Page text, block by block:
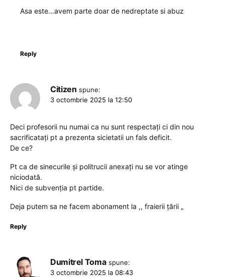
Asa este…avem parte doar de nedreptate si abuz
Reply
Citizen spune:
3 octombrie 2025 la 12:50
Deci profesorii nu numai ca nu sunt respectați ci din nou
sacrificatați pt a prezenta sicietatii un fals deficit.
De ce?
Pt ca de sinecurile și politrucii anexați nu se vor atinge
niciodată.
Nici de subvenția pt partide.
Deja putem sa ne facem abonament la ,, fraierii țării „
Reply
Dumitrel Toma spune:
3 octombrie 2025 la 08:43